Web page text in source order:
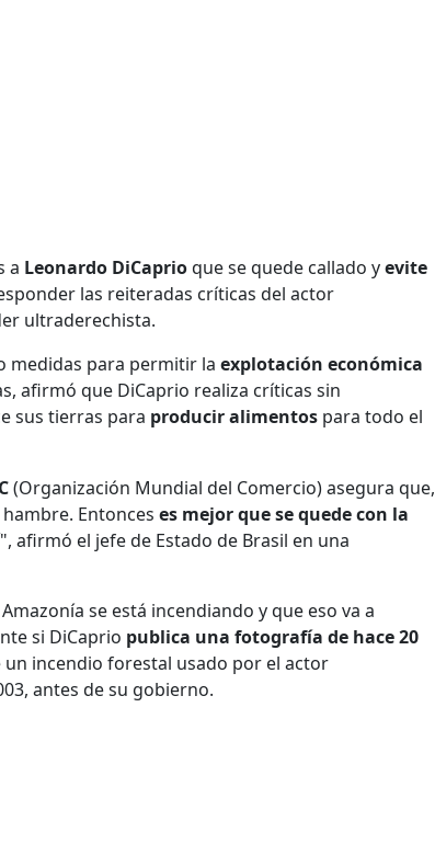
a Leonardo DiCaprioque se quede callado yevite
las reiteradas críticas del actor
ultraderechista.
medidas para permitir la explotación económica
afirmó que DiCaprio realiza críticas sin
sus tierras para producir alimentos para todo el
(Organización Mundial del Comercio) asegura que,
Entonces es mejor que se quede con la
", afirmó el jefe de Estado de Brasil en una
se está incendiando y que eso va a
si DiCaprio publica una fotografía de hace 20
incendio forestal usado por el actor
antes de su gobierno.